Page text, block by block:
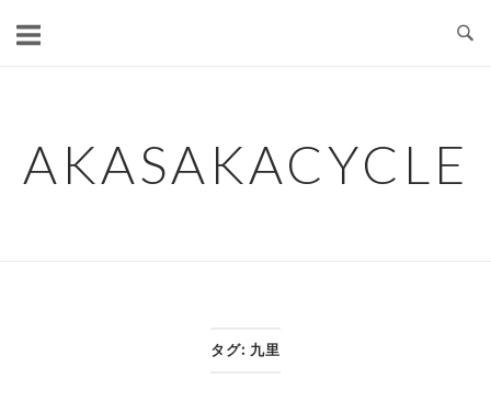
AKASAKACYCLE
タグ: 九里